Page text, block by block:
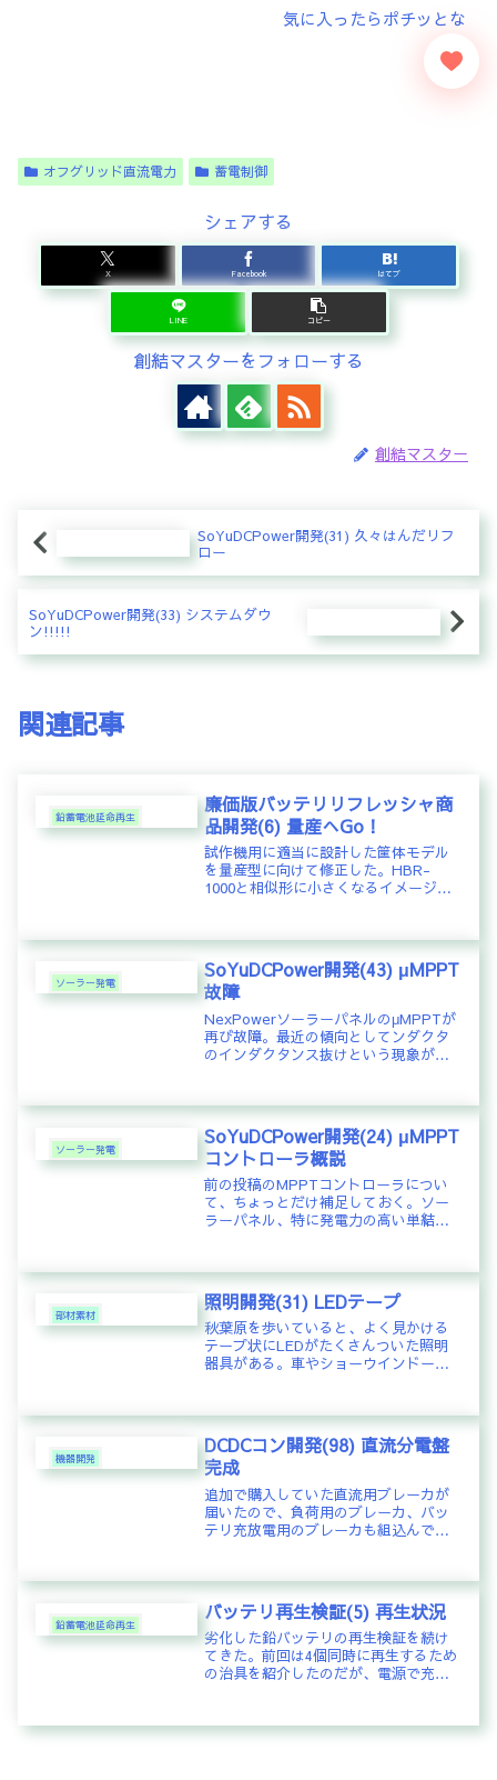
オフグリッド直流電力 蓄電制御
シェアする
X Facebook はてブ
LINE コピー
創結マスターをフォローする
創結マスター
SoYuDCPower開発(31) 久々はんだリフ
ロー
SoYuDCPower開発(33) システムダウ
ン!!!!!
関連記事
鉛蓄電池延命再生
廉価版バッテリリフレッシャ商
品開発(6) 量産へGo！
試作機用に適当に設計した筐体モデル
を量産型に向けて修正した。HBR-
1000と相似形に小さくなるイメージで
どを確認する。電源の端子処理を確認
する。これにて量産準備が整い...
ソーラー発電
SoYuDCPower開発(43) μMPPT
故障
NexPowerソーラーパネルのμMPPTが
再び故障。最近の傾向としてンダクタ
のインダクタンス抜けという現象が顕
ているのが特徴的だ。今回故障した
μMPPTも同様にこのような...
ソーラー発電
SoYuDCPower開発(24) μMPPT
コントローラ概説
前の投稿のMPPTコントローラについ
て、ちょっとだけ補足しておく。ソー
ラーパネル、特に発電力の高い単結晶
る。実は単結晶系は陰にとても弱いと
いう欠点がある。パネルの一部に影
が...
部材素材
照明開発(31) LEDテープ
秋葉原を歩いていると、よく見かける
テープ状にLEDがたくさんついた照明
器具がある。車やショーウインドーな
や、バックライト用の高輝度LEDチッ
プなど利用し、自宅の照明機器とし...
機器開発
DCDCコン開発(98) 直流分電盤
完成
追加で購入していた直流用ブレーカが
届いたので、負荷用のブレーカ、バッ
テリ充放電用のブレーカも組込んで、
きめかと思ったが、こうして組込んで
みると、みごとにギッチギチ。ぜんぜ
ん...
鉛蓄電池延命再生
バッテリ再生検証(5) 再生状況
劣化した鉛バッテリの再生検証を続け
てきた。前回は4個同時に再生するため
の治具を紹介したのだが、電源で充電
での再生状況(10/22まで)おそらくは、